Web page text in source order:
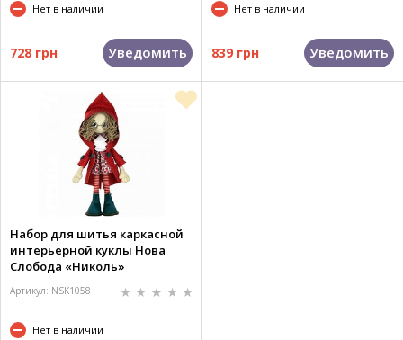
Нет в наличии
728 грн Уведомить
Нет в наличии
839 грн Уведомить
Набор для шитья каркасной
интерьерной куклы Нова
Слобода «Николь»
Артикул: NSK1058
Нет в наличии